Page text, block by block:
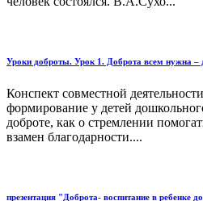
Уроки доброты. Урок 1. Доброта всем нужна –
Конспект совместной
формирование у детей
доброте, как о стремлении
взамен благодарности....
презентация "Доброта- воспитание в ребенке